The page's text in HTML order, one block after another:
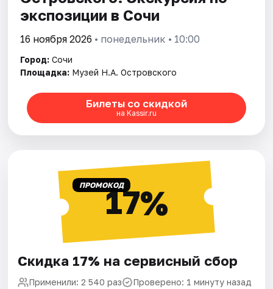
экспозиции в Сочи
16 ноября 2026 • понедельник • 10:00
Город: Сочи
Площадка: Музей Н.А. Островского
Билеты со скидкой
на Kassir.ru
ПРОМОКОД17%
Скидка 17% на сервисный сбор
Применили: 2 540 раз Проверено: 1 минуту назад